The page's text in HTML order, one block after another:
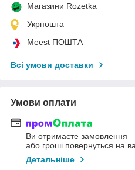
Магазини Rozetka
Укрпошта
Meest ПОШТА
Всі умови доставки
Умови оплати
Ви отримаєте замовлення
або гроші повернуться на
Детальніше